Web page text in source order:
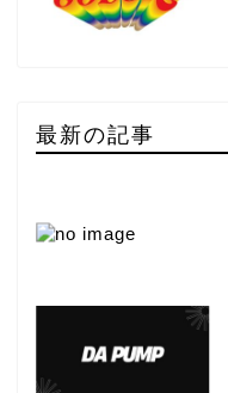
最新の記事